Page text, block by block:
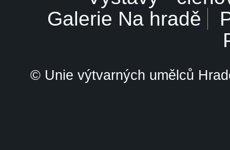
Galerie Na hradě
© Unie výtvarných umělců